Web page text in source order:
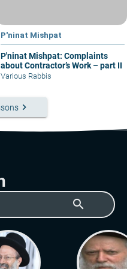
P'ninat Mishpat
P'ninat Mishpat: Complaints
about Contractor’s Work – part II
Various Rabbis
keyboard_arrow_right
search